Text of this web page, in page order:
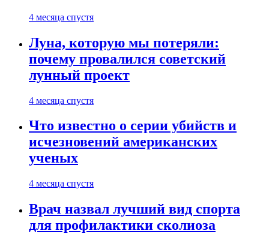
4 месяца спустя
Луна, которую мы потеряли:
почему провалился советский
лунный проект
4 месяца спустя
Что известно о серии убийств и
исчезновений американских
ученых
4 месяца спустя
Врач назвал лучший вид спорта
для профилактики сколиоза